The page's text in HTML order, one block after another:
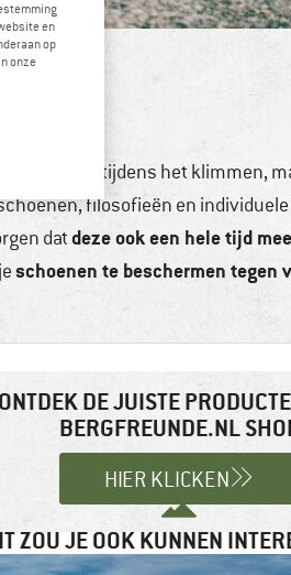
veiligheid tijdens het klimmen,
filosofieën en individuele
datdeze ook een hele tijd
schoenen te beschermen tegen
ONTDEK DE JUISTE
BERGFREUNDE.NL
HIER KLICKEN
ZOU JE OOK KUNNEN
en
op
onze